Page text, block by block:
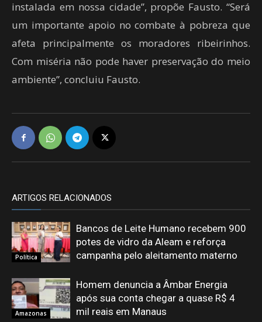
instalada em nossa cidade”, propõe Fausto. “Será
um importante apoio no combate à pobreza que
afeta principalmente os moradores ribeirinhos.
Com miséria não pode haver preservação do meio
ambiente”, concluiu Fausto.
ARTIGOS RELACIONADOS
Política
Bancos de Leite Humano recebem 900
potes de vidro da Aleam e reforça
campanha pelo aleitamento materno
Amazonas
Homem denuncia a Âmbar Energia
após sua conta chegar a quase R$ 4
mil reais em Manaus